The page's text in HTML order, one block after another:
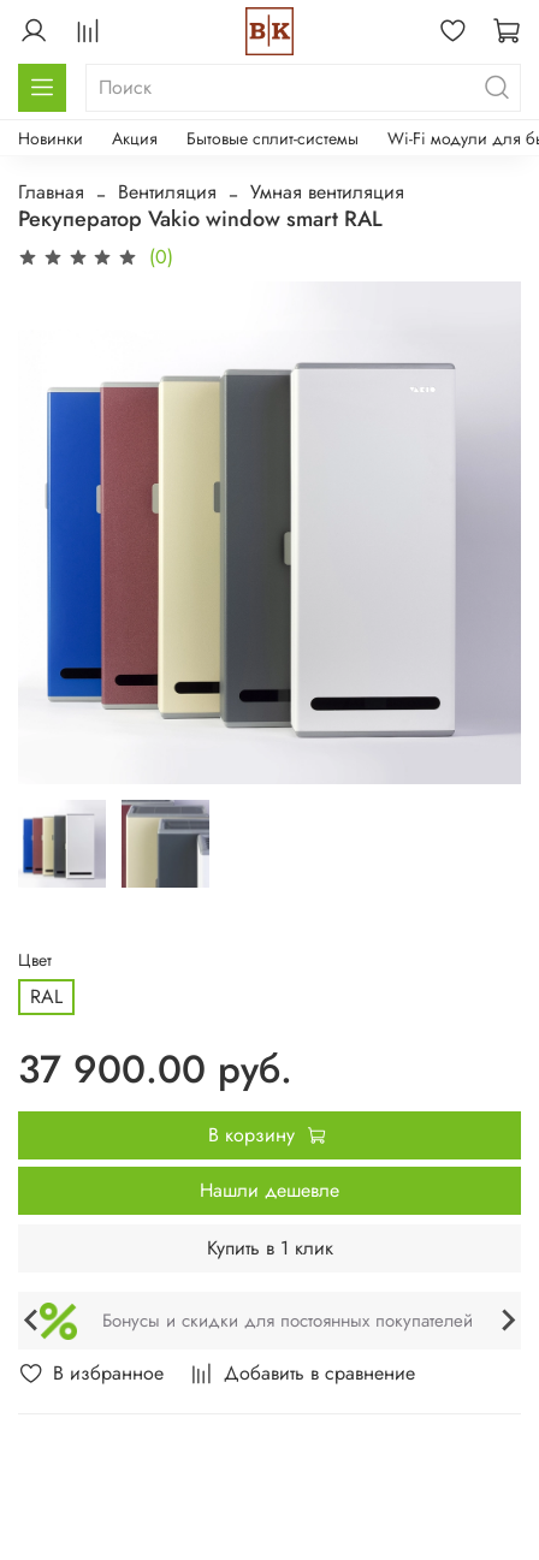
Новинки Акция Бытовые сплит-системы Wi-Fi модули для
Главная Вентиляция Умная вентиляция
Рекуператор Vakio window smart RAL
(0)
В избранное Добавить в сравнение
Цвет
RAL
37 900.00 руб.
В корзину
Нашли дешевле
Купить в 1 клик
Бонусы и скидки для постоянных покупателей